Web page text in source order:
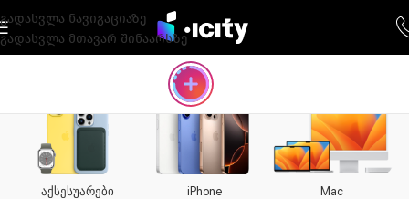
გადასვლა ნავიგაციაზე
გადასვლა მთავარ შინაარსზე
აქსესუარები iPhone Mac